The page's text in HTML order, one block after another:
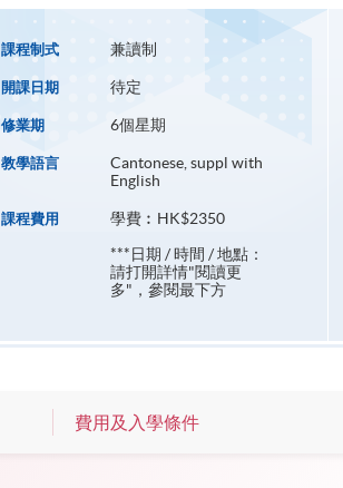
課程制式 兼讀制
開課日期 待定
修業期 6個星期
教學語言
Cantonese, suppl with
English
課程費用
學費︰HK$2350
***日期 / 時間 / 地點：
請打開詳情"閱讀更
多"，參閱最下方
費用及入學條件